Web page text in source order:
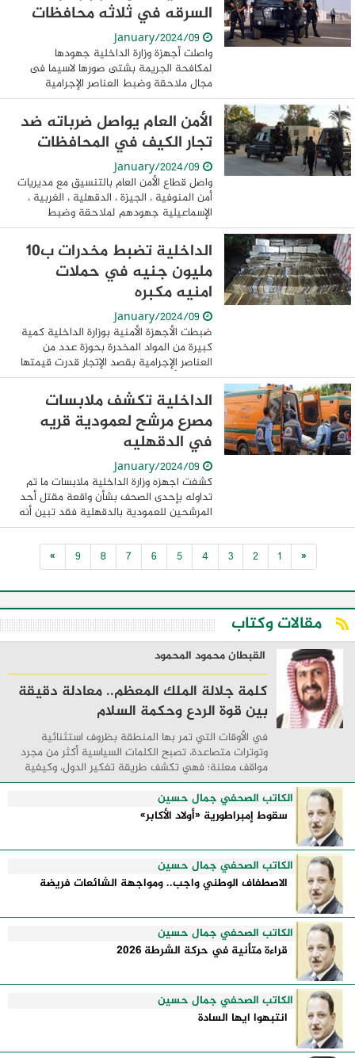
السرقه في ثلاثه محافظات
واصلت أجهزة وزارة الداخلية جهودها
لمكافحة الجريمة بشتى صورها لاسيما فى
مجال ملاحقة وضبط العناصر الإجرامية
والتشكيلات العصابية مرتكبى جرائم
السرقات فقد تمكن قطاع الأمن العام
بمشاركة مديريتى أمن ...
الأمن العام يواصل ضرباته ضد
تجار الكيف في المحافظات
واصل قطاع الأمن العام بالتنسيق مع مديريات
أمن المنوفية ، الجيزة ، الدقهلية ، الغربية ،
الإسماعيلية جهودهم لملاحقة وضبط
العناصر الإجرامية من حائزى ومتجرى المواد
المخدرة والأسلحة النارية والذخائر غير ...
الداخلية تضبط مخدرات ب10
مليون جنيه في حملات
امنيه مكبره
ضبطت الأجهزة الأمنية بوزارة الداخلية كمية
كبيرة من المواد المخدرة بحوزة عدد من
العناصر الإجرامية بقصد الإتجار قدرت قيمتها
المالية بأكثر من 10 مليون جنيه ذلك إدراكاً
من وزارة الداخلية بأهمية مواصلة ...
الداخلية تكشف ملابسات
مصرع مرشح لعمودية قريه
في الدقهليه
كشفت اجهزه وزارة الداخلية ملابسات ما تم
تداوله بإحدى الصحف بشأن واقعة مقتل أحد
المرشحين للعمودية بالدقهلية فقد تبين أنه
بتاريخ 12/10/2023 تبلغ لمركز شرطة منية
النصر بمديرية أمن الدقهلية من إحدى ...
«
1
2
3
4
5
6
7
8
9
»
مقالات وكتاب
القبطان محمود المحمود
كلمة جلالة الملك المعظم.. معادلة دقيقة
بين قوة الردع وحكمة السلام
في الأوقات التي تمر بها المنطقة بظروف استثنائية
وتوترات متصاعدة، تصبح الكلمات السياسية أكثر من مجرد
مواقف معلنة؛ فهي تكشف طريقة تفكير الدول، وكيفية
إدارتها للأزمات، والحدود التي تفصل بين القوة ...
الكاتب الصحفي جمال حسين
سقوط إمبراطورية «أولاد الأكابر»
الكاتب الصحفي جمال حسين
الاصطفاف الوطني واجب.. ومواجهة الشائعات فريضة
الكاتب الصحفي جمال حسين
قراءة متأنية في حركة الشرطة 2026
الكاتب الصحفي جمال حسين
انتبهوا ايها السادة